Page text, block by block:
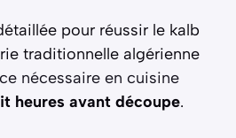
pour réussir le kalb
traditionnelle algérienne
nécessaire en cuisine
heures avant découpe.